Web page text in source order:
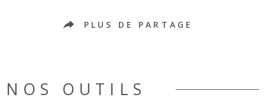
PLUS DE PARTAGE
NOS OUTILS